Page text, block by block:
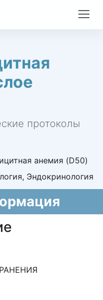
протоколы
анемия (D50)
Эндокринология